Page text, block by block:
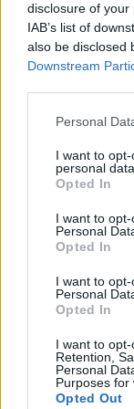
disclosure of
IAB’s list of
also be disclosed
Downstream
Personal
I want to
personal data.
Opted In
I want to
Personal
Opted In
I want to
Personal
Opted In
I want to opt-
Retention,
Personal
Purposes for
Opted Out
ΣΤΗΝ